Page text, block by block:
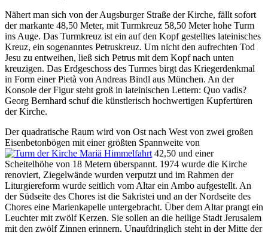
Nähert man sich von der Augsburger Straße der Kirche, fällt sofort
der markante 48,50 Meter, mit Turmkreuz 58,50 Meter hohe Turm
ins Auge. Das Turmkreuz ist ein auf den Kopf gestelltes lateinisches
Kreuz, ein sogenanntes Petruskreuz. Um nicht den aufrechten Tod
Jesu zu entweihen, ließ sich Petrus mit dem Kopf nach unten
kreuzigen. Das Erdgeschoss des Turmes birgt das Kriegerdenkmal
in Form einer Pietà von Andreas Bindl aus München. An der
Konsole der Figur steht groß in lateinischen Lettern: Quo vadis?
Georg Bernhard schuf die künstlerisch hochwertigen Kupfertüren
der Kirche.
Der quadratische Raum wird von Ost nach West von zwei großen
Eisenbetonbögen mit einer größten Spannweite von
42,50 und einer
Scheitelhöhe von 18 Metern überspannt. 1974 wurde die Kirche
renoviert, Ziegelwände wurden verputzt und im Rahmen der
Liturgiereform wurde seitlich vom Altar ein Ambo aufgestellt. An
der Südseite des Chores ist die Sakristei und an der Nordseite des
Chores eine Marienkapelle untergebracht. Über dem Altar prangt ein
Leuchter mit zwölf Kerzen. Sie sollen an die heilige Stadt Jerusalem
mit den zwölf Zinnen erinnern. Unaufdringlich steht in der Mitte der